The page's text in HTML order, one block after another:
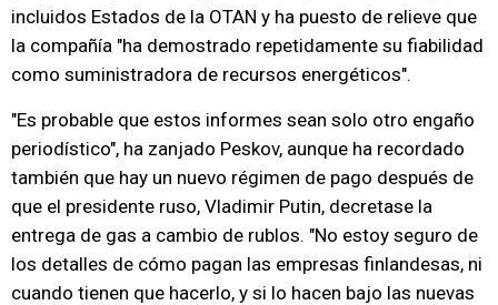
incluidos Estados de la OTAN y ha puesto de relieve que
la compañía "ha demostrado repetidamente su fiabilidad
como suministradora de recursos energéticos".
"Es probable que estos informes sean solo otro engaño
periodístico", ha zanjado Peskov, aunque ha recordado
también que hay un nuevo régimen de pago después de
que el presidente ruso, Vladimir Putin, decretase la
entrega de gas a cambio de rublos. "No estoy seguro de
los detalles de cómo pagan las empresas finlandesas, ni
cuando tienen que hacerlo, y si lo hacen bajo las nuevas